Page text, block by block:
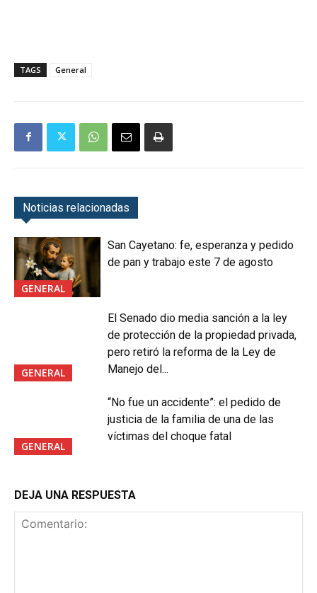
TAGS General
Noticias relacionadas
GENERAL
San Cayetano: fe, esperanza y pedido
de pan y trabajo este 7 de agosto
GENERAL
El Senado dio media sanción a la ley
de protección de la propiedad privada,
pero retiró la reforma de la Ley de
Manejo del...
GENERAL
“No fue un accidente”: el pedido de
justicia de la familia de una de las
víctimas del choque fatal
DEJA UNA RESPUESTA